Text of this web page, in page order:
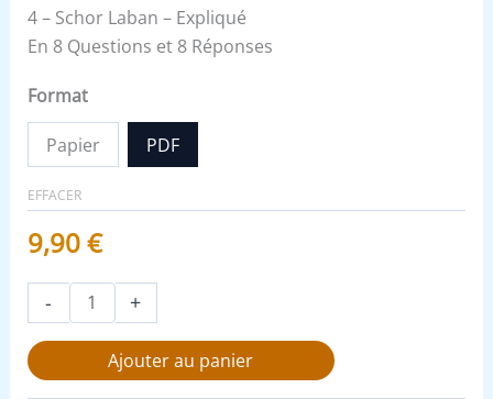
4 – Schor Laban – Expliqué
En 8 Questions et 8 Réponses
Format
Papier PDF
EFFACER
9,90€
- +
Ajouter au panier